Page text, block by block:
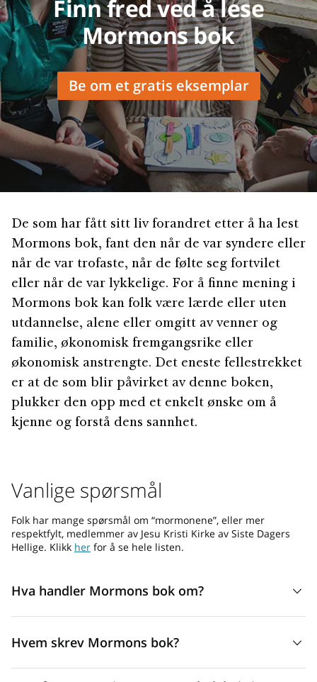
Finn fred ved å lese
Mormons bok
Be om et gratis eksemplar
De som har fått sitt liv forandret etter å ha lest
Mormons bok, fant den når de var syndere eller
når de var trofaste, når de følte seg fortvilet
eller når de var lykkelige. For å finne mening i
Mormons bok kan folk være lærde eller uten
utdannelse, alene eller omgitt av venner og
familie, økonomisk fremgangsrike eller
økonomisk anstrengte. Det eneste fellestrekket
er at de som blir påvirket av denne boken,
plukker den opp med et enkelt ønske om å
kjenne og forstå dens sannhet.
Vanlige spørsmål
Folk har mange spørsmål om “mormonene”, eller mer
respektfylt, medlemmer av Jesu Kristi Kirke av Siste Dagers
Hellige. Klikk her for å se hele listen.
Hva handler Mormons bok om?
historien i Mormons bok:
I hovedsak handler Mormons bok om en familie. Lehi er
Hvem skrev Mormons bok?